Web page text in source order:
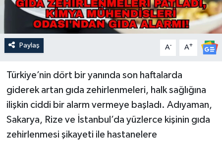
Paylaş A- A+
Türkiye’nin dört bir yanında son haftalarda
giderek artan gıda zehirlenmeleri, halk sağlığına
ilişkin ciddi bir alarm vermeye başladı. Adıyaman,
Sakarya, Rize ve İstanbul’da yüzlerce kişinin gıda
zehirlenmesi şikayeti ile hastanelere
Spor